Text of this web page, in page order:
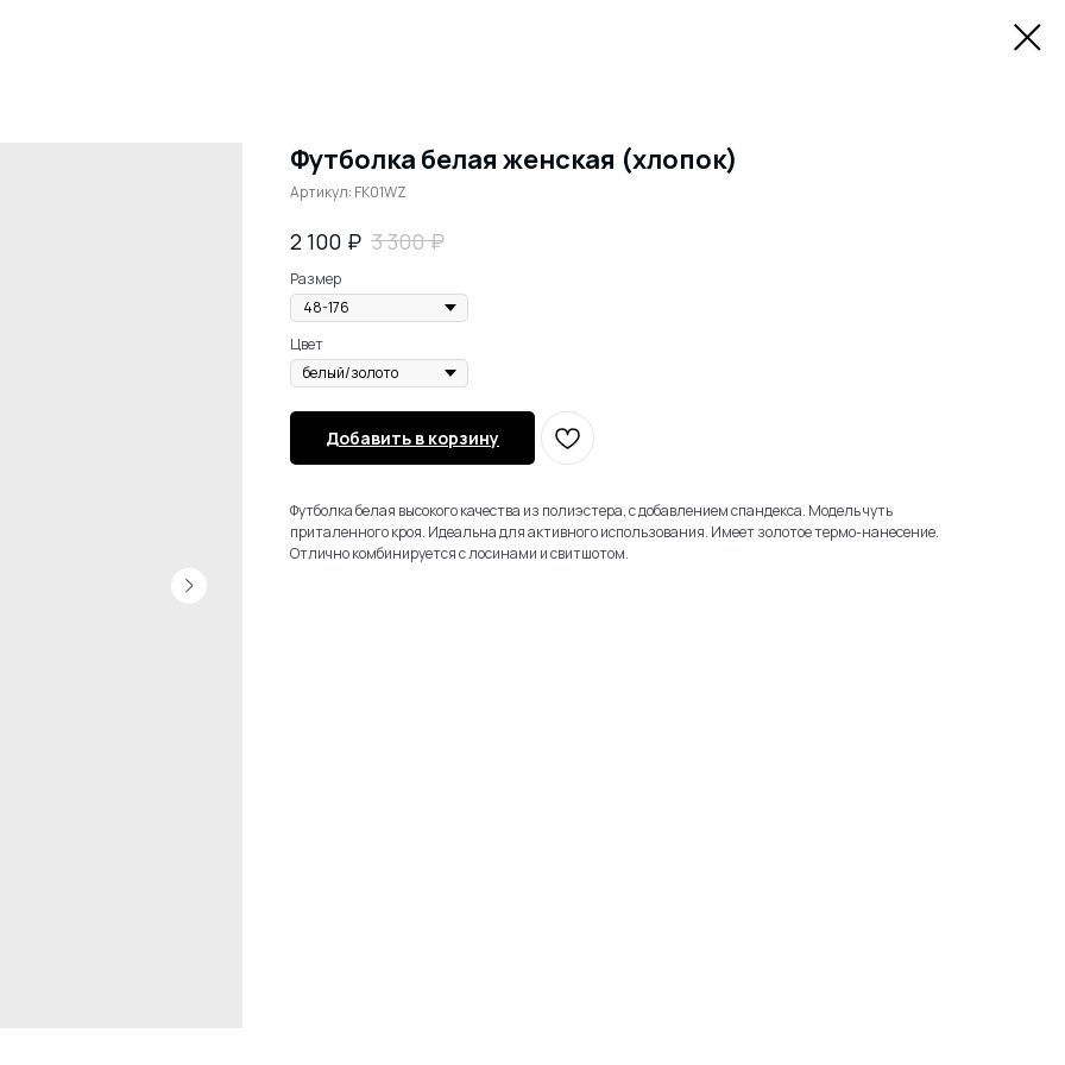
Футболка белая женская (хлопок)
Артикул: FK01WZ
2 100 ₽ 3 300 ₽
Размер
Цвет
Добавить в корзину
Футболка белая высокого качества из полиэстера, с добавлением спандекса. Модель чуть
приталенного кроя. Идеальна для активного использования. Имеет золотое термо-нанесение.
Отлично комбинируется с лосинами и свитшотом.